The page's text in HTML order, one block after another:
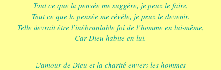
Tout ce que la pensée me suggère, je peux le faire,
Tout ce que la pensée me révèle, je peux le devenir.
Telle devrait être l’inébranlable foi de l’homme en lui-même,
Car Dieu habite en lui.
L'amour de Dieu et la charité envers les hommes